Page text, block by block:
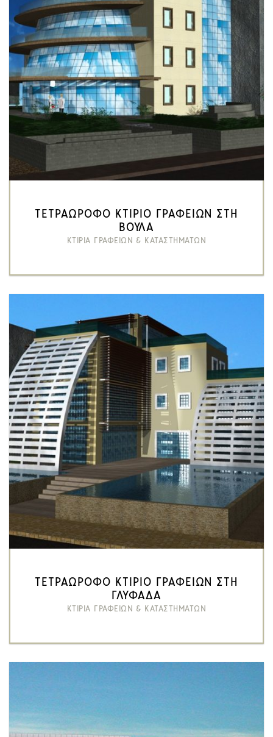
ΤΕΤΡΑΩΡΟΦΟ ΚΤΙΡΙΟ ΓΡΑΦΕΙΩΝ ΣΤΗ
ΒΟΥΛΑ
ΚΤΙΡΙΑ ΓΡΑΦΕΙΩΝ & ΚΑΤΑΣΤΗΜΑΤΩΝ
ΤΕΤΡΑΩΡΟΦΟ ΚΤΙΡΙΟ ΓΡΑΦΕΙΩΝ ΣΤΗ
ΓΛΥΦΑΔΑ
ΚΤΙΡΙΑ ΓΡΑΦΕΙΩΝ & ΚΑΤΑΣΤΗΜΑΤΩΝ